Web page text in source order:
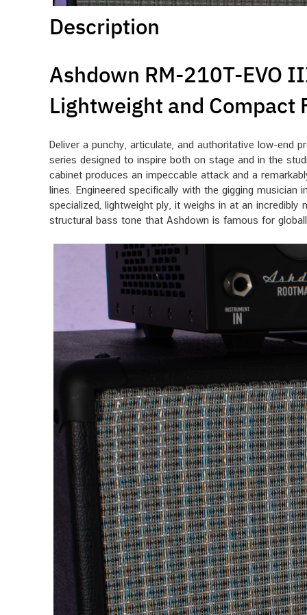
Description
Ashdown RM-210T-EVO
Lightweight and Compact
Deliver a punchy, articulate, and authoritative low-end
series designed to inspire both on stage and in the
cabinet produces an impeccable attack and a
lines. Engineered specifically with the gigging
specialized, lightweight ply, it weighs in at an
structural bass tone that Ashdown is famous for